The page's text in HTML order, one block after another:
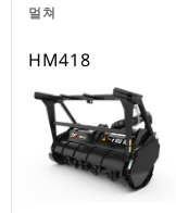
멀쳐
HM418